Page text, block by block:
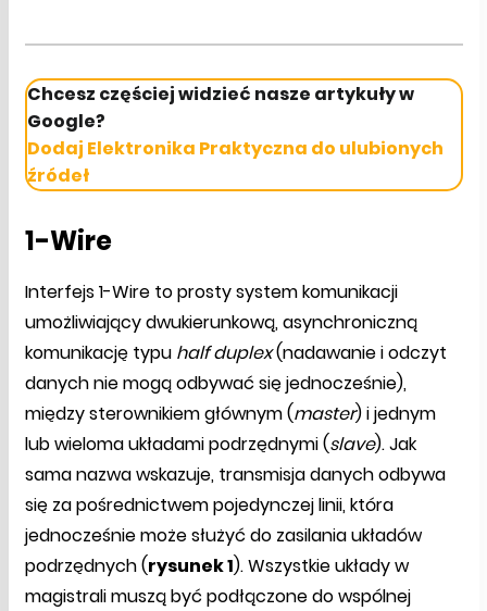
Chcesz częściej widzieć nasze artykuły w
Google?
Dodaj Elektronika Praktyczna do ulubionych
źródeł
1-Wire
Interfejs 1-Wire to prosty system komunikacji
umożliwiający dwukierunkową, asynchroniczną
komunikację typu half duplex(nadawanie i odczyt
danych nie mogą odbywać się jednocześnie),
między sterownikiem głównym (master) i jednym
lub wieloma układami podrzędnymi (slave). Jak
sama nazwa wskazuje, transmisja danych odbywa
się za pośrednictwem pojedynczej linii, która
jednocześnie może służyć do zasilania układów
podrzędnych (rysunek 1). Wszystkie układy w
magistrali muszą być podłączone do wspólnej